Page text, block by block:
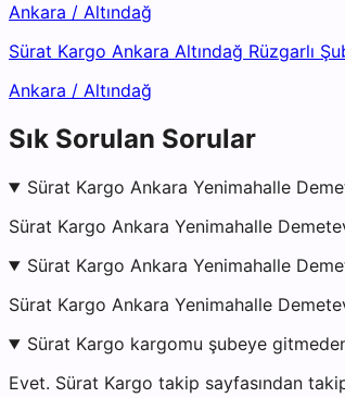
Ankara / Altındağ
Sürat Kargo Ankara Altındağ Rüzgarlı
Ankara / Altındağ
Sık Sorulan Sorular
Sürat Kargo Ankara Yenimahalle
Sürat Kargo Ankara Yenimahalle
Sürat Kargo Ankara Yenimahalle
Sürat Kargo Ankara Yenimahalle
Sürat Kargo kargomu şubeye
Evet. Sürat Kargo takip sayfasından